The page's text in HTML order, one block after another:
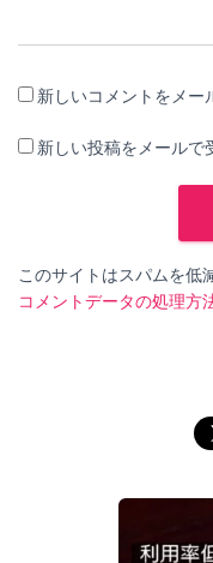
新しいコメントをメー
新しい投稿をメールで
このサイトはスパムを低
コメントデータの処理方